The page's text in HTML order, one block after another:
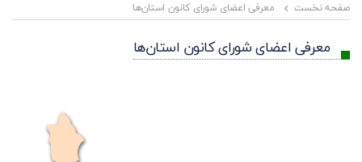
صفحه نخست
صفحه نخست معرفی اعضای شورای کانون استان‌ها
معرفی اعضای شورای کانون استان‌ها